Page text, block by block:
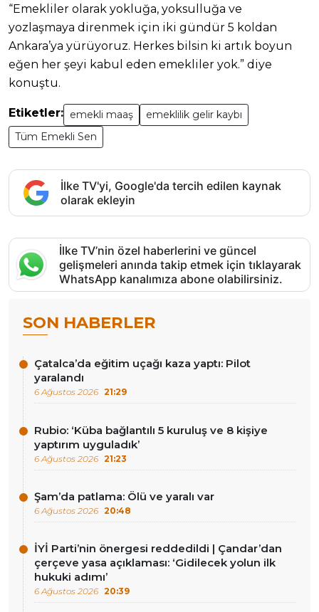
“Emekliler olarak yokluğa, yoksulluğa ve
yozlaşmaya direnmek için iki gündür 5 koldan
Ankara’ya yürüyoruz. Herkes bilsin ki artık boyun
eğen her şeyi kabul eden emekliler yok.” diye
konuştu.
Etiketler: emekli maaş
emeklilik gelir kaybı
Tüm Emekli Sen
İlke TV'yi, Google'da tercih edilen kaynak
olarak ekleyin
İlke TV’nin özel haberlerini ve güncel
gelişmeleri anında takip etmek için tıklayarak
WhatsApp kanalımıza abone olabilirsiniz.
SON HABERLER
Çatalca’da eğitim uçağı kaza yaptı: Pilot
yaralandı
6 Ağustos 2026 21:29
Rubio: ‘Küba bağlantılı 5 kuruluş ve 8 kişiye
yaptırım uyguladık’
6 Ağustos 2026 21:23
Şam’da patlama: Ölü ve yaralı var
6 Ağustos 2026 20:48
İYİ Parti’nin önergesi reddedildi | Çandar’dan
çerçeve yasa açıklaması: ‘Gidilecek yolun ilk
hukuki adımı’
6 Ağustos 2026 20:39